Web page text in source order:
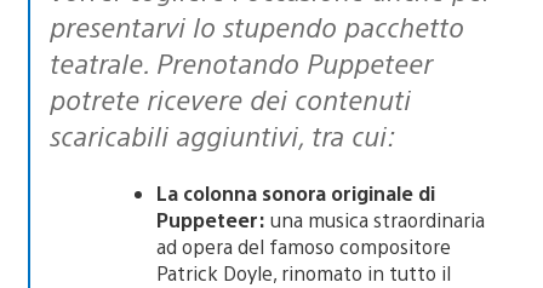
presentarvi lo stupendo pacchetto
teatrale. Prenotando Puppeteer
potrete ricevere dei contenuti
scaricabili aggiuntivi, tra cui:
La colonna sonora originale di
Puppeteer: una musica straordinaria
ad opera del famoso compositore
Patrick Doyle, rinomato in tutto il